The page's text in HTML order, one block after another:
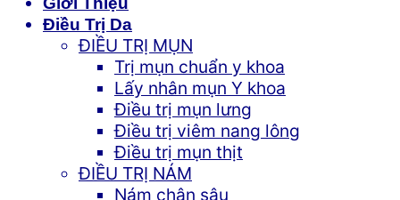
Điều Trị Da
ĐIỀU TRỊ MỤN
Trị mụn chuẩn y khoa
Lấy nhân mụn Y khoa
Điều trị mụn lưng
Điều trị viêm nang lông
Điều trị mụn thịt
ĐIỀU TRỊ NÁM
Nám chân sâu